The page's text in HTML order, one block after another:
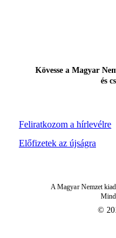
Feliratkozom a hírlevélre
Kövesse a Magyar
és
Előfizetek az újságra
A Magyar Nemzet
©